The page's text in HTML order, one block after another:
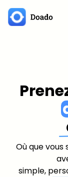
Où que vous
simple,